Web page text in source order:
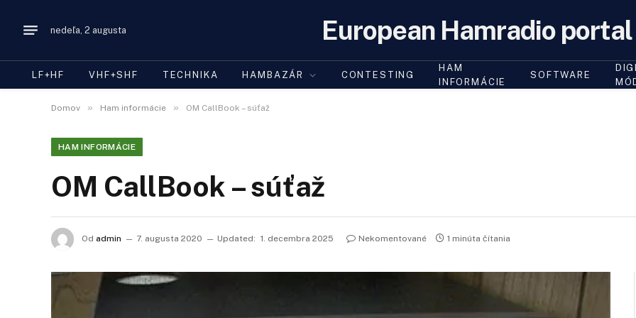
nedeľa, 2 augusta European Hamradio portal
LF+HF VHF+SHF TECHNIKA HAMBAZÁR CONTESTING
HAM
INFORMÁCIE
SOFTWARE
Domov » Ham informácie » OM CallBook – súťaž
HAM INFORMÁCIE
OM CallBook – súťaž
Od admin 7. augusta 2020 Updated: 1. decembra 2025 Nekomentované 1 minúta čítania